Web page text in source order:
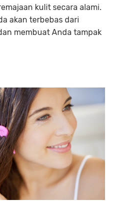
kulit secara alami.
akan terbebas dari
membuat Anda tampak